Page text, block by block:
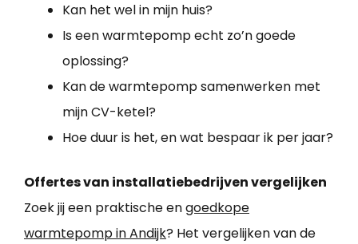
Kan het wel in mijn huis?
Is een warmtepomp echt zo’n goede
oplossing?
Kan de warmtepomp samenwerken met
mijn CV-ketel?
Hoe duur is het, en wat bespaar ik per jaar?
Offertes van installatiebedrijven vergelijken
Zoek jij een praktische engoedkope
warmtepomp in Andijk? Het vergelijken van de